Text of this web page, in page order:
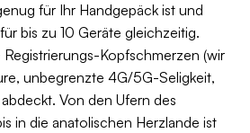
für Ihr Handgepäck ist und
bis zu 10 Geräte gleichzeitig.
Registrierungs-Kopfschmerzen (wir
unbegrenzte 4G/5G-Seligkeit,
Von den Ufern des
in die anatolischen Herzlande ist